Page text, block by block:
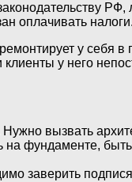
оплачивать налоги.
у себя
у него
вызвать
фундаменте,
заверить